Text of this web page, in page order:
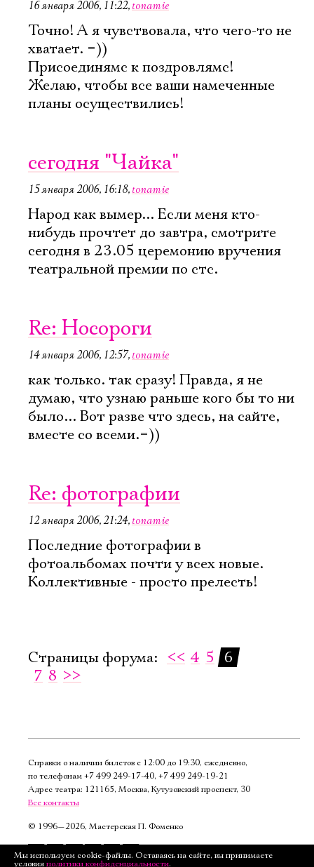
16 января 2006, 11:22, tonamie
Точно! А я чувствовала, что чего-то не
хватает. =))
Присоединямс к поздровлямс!
Желаю, чтобы все ваши намеченные
планы осуществились!
сегодня "Чайка"
15 января 2006, 16:18, tonamie
Народ как вымер... Если меня кто-
нибудь прочтет до завтра, смотрите
сегодня в 23.05 церемонию вручения
театральной премии по стс.
Re: Носороги
14 января 2006, 12:57, tonamie
как только. так сразу! Правда, я не
думаю, что узнаю раньше кого бы то ни
было... Вот разве что здесь, на сайте,
вместе со всеми.=))
Re: фотографии
12 января 2006, 21:24, tonamie
Последние фотографии в
фотоальбомах почти у всех новые.
Коллективные - просто прелесть!
Страницы форума: << 4 5
6
7 8 >>
Справки о наличии билетов с 12:00 до 19:30, ежедневно,
по телефонам +7 499 249‑17‑40, +7 499 249‑19‑21
Адрес театра: 121165, Москва, Кутузовский проспект, 30
Все контакты
© 1996—2026, Мастерская П. Фоменко
Подписаться
Мы используем cookie-файлы. Оставаясь на сайте, вы принимаете
условия политики конфиденциальности.